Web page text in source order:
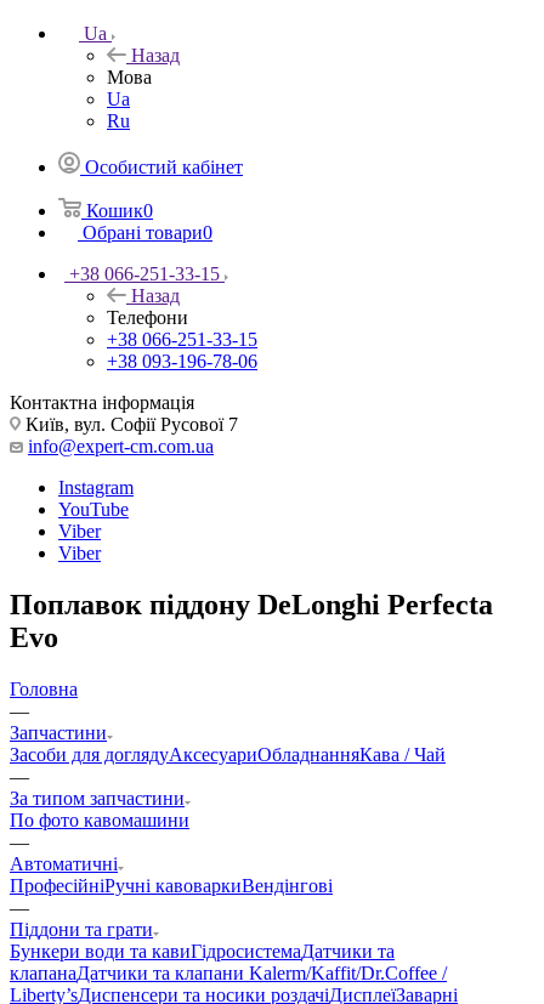
Ua
Назад
Мова
Ua
Ru
Особистий кабінет
Кошик0
Обрані товари0
+38 066-251-33-15
Назад
Телефони
+38 066-251-33-15
+38 093-196-78-06
Контактна інформація
Київ, вул. Софії Русової 7
info@expert-cm.com.ua
Instagram
YouTube
Viber
Viber
Поплавок піддону DeLonghi Perfecta
Evo
Головна
—
Запчастини
Засоби для доглядуАксесуариОбладнанняКава / Чай
—
За типом запчастини
По фото кавомашини
—
Автоматичні
ПрофесійніРучні кавоваркиВендінгові
—
Піддони та грати
Бункери води та кавиГідросистемаДатчики та
клапанаДатчики та клапани Kalerm/Kaffit/Dr.Coffee /
Liberty’sДиспенсери та носики роздачіДисплеїЗаварні